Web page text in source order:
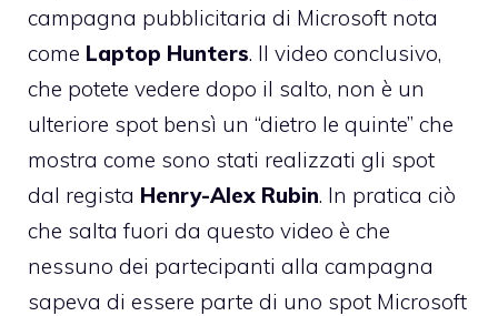
campagna pubblicitaria di Microsoft nota
come Laptop Hunters. Il video conclusivo,
che potete vedere dopo il salto, non è un
ulteriore spot bensì un “dietro le quinte” che
mostra come sono stati realizzati gli spot
dal regista Henry-Alex Rubin. In pratica ciò
che salta fuori da questo video è che
nessuno dei partecipanti alla campagna
sapeva di essere parte di uno spot Microsoft